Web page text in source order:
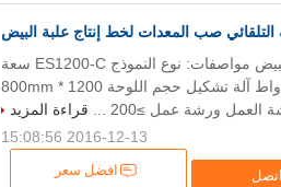
التلقائي صب المعدات لخط إنتاج علبة البيض
اتصل افضل سعر
معدات صب اللب شبه التلقائي لخط إنتاج علبة البيض مواصفات: نوع النموذج ES1200-C سعة
1200pcs / ساعة Hydrapulper 1.5 م 3 ، 15 كيلو واط آلة تشكيل حجم اللوحة 1200 * 800mm
قراءة المزيد
2016-12-13 15:08:56